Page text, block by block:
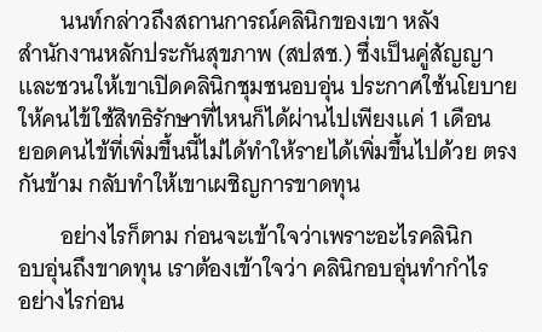
นนท์กล่าวถึงสถานการณ์คลินิกของเขา หลัง
สำนักงานหลักประกันสุขภาพ (สปสช.) ซึ่งเป็นคู่สัญญา
และชวนให้เขาเปิดคลินิกชุมชนอบอุ่น ประกาศใช้นโยบาย
ให้คนไข้ใช้สิทธิรักษาที่ไหนก็ได้ผ่านไปเพียงแค่ 1 เดือน
ยอดคนไข้ที่เพิ่มขึ้นนี้ไม่ได้ทำให้รายได้เพิ่มขึ้นไปด้วย ตรง
กันข้าม กลับทำให้เขาเผชิญการขาดทุน
อย่างไรก็ตาม ก่อนจะเข้าใจว่าเพราะอะไรคลินิก
อบอุ่นถึงขาดทุน เราต้องเข้าใจว่า คลินิกอบอุ่นทำกำไร
อย่างไรก่อน